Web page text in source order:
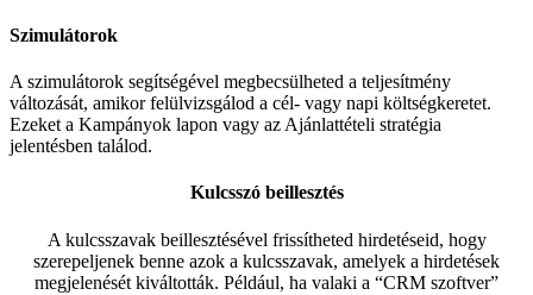
Szimulátorok
A szimulátorok segítségével megbecsülheted a teljesítmény
változását, amikor felülvizsgálod a cél- vagy napi költségkeretet.
Ezeket a Kampányok lapon vagy az Ajánlattételi stratégia
jelentésben találod.
Kulcsszó beillesztés
A kulcsszavak beillesztésével frissítheted hirdetéseid, hogy
szerepeljenek benne azok a kulcsszavak, amelyek a hirdetések
megjelenését kiváltották. Például, ha valaki a “CRM szoftver”